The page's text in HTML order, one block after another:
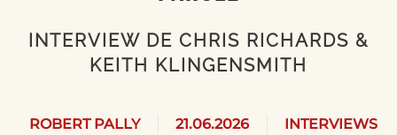
INTERVIEW DE CHRIS RICHARDS &
KEITH KLINGENSMITH
ROBERT PALLY 21.06.2026 INTERVIEWS